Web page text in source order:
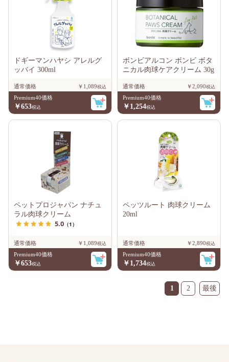
ドギーマンハヤシ アレルグ
ッバイ 300ml
通常価格
￥1,089
Premium40価格
￥653
ボンビアルコン ボンビ ボタ
ニカル肉球ケアクリーム 30g
通常価格
￥2,090
Premium40価格
￥1,254
ペットプロジャパン ナチュ
ラル肉球クリーム
5.0 （1）
通常価格
￥1,089
Premium40価格
￥653
ペッツルート 肉球クリーム
20ml
通常価格
￥2,890
Premium40価格
￥1,734
1 2